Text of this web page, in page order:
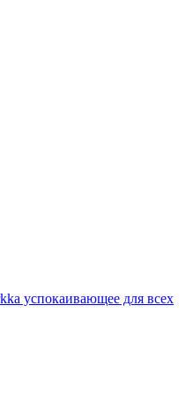
успокаивающее для всех